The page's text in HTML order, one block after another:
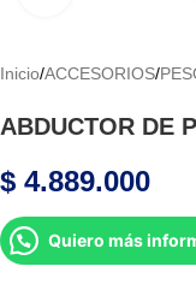
Inicio/ACCESORIOS/
ABDUCTOR DE
$ 4.889.000
Quiero más